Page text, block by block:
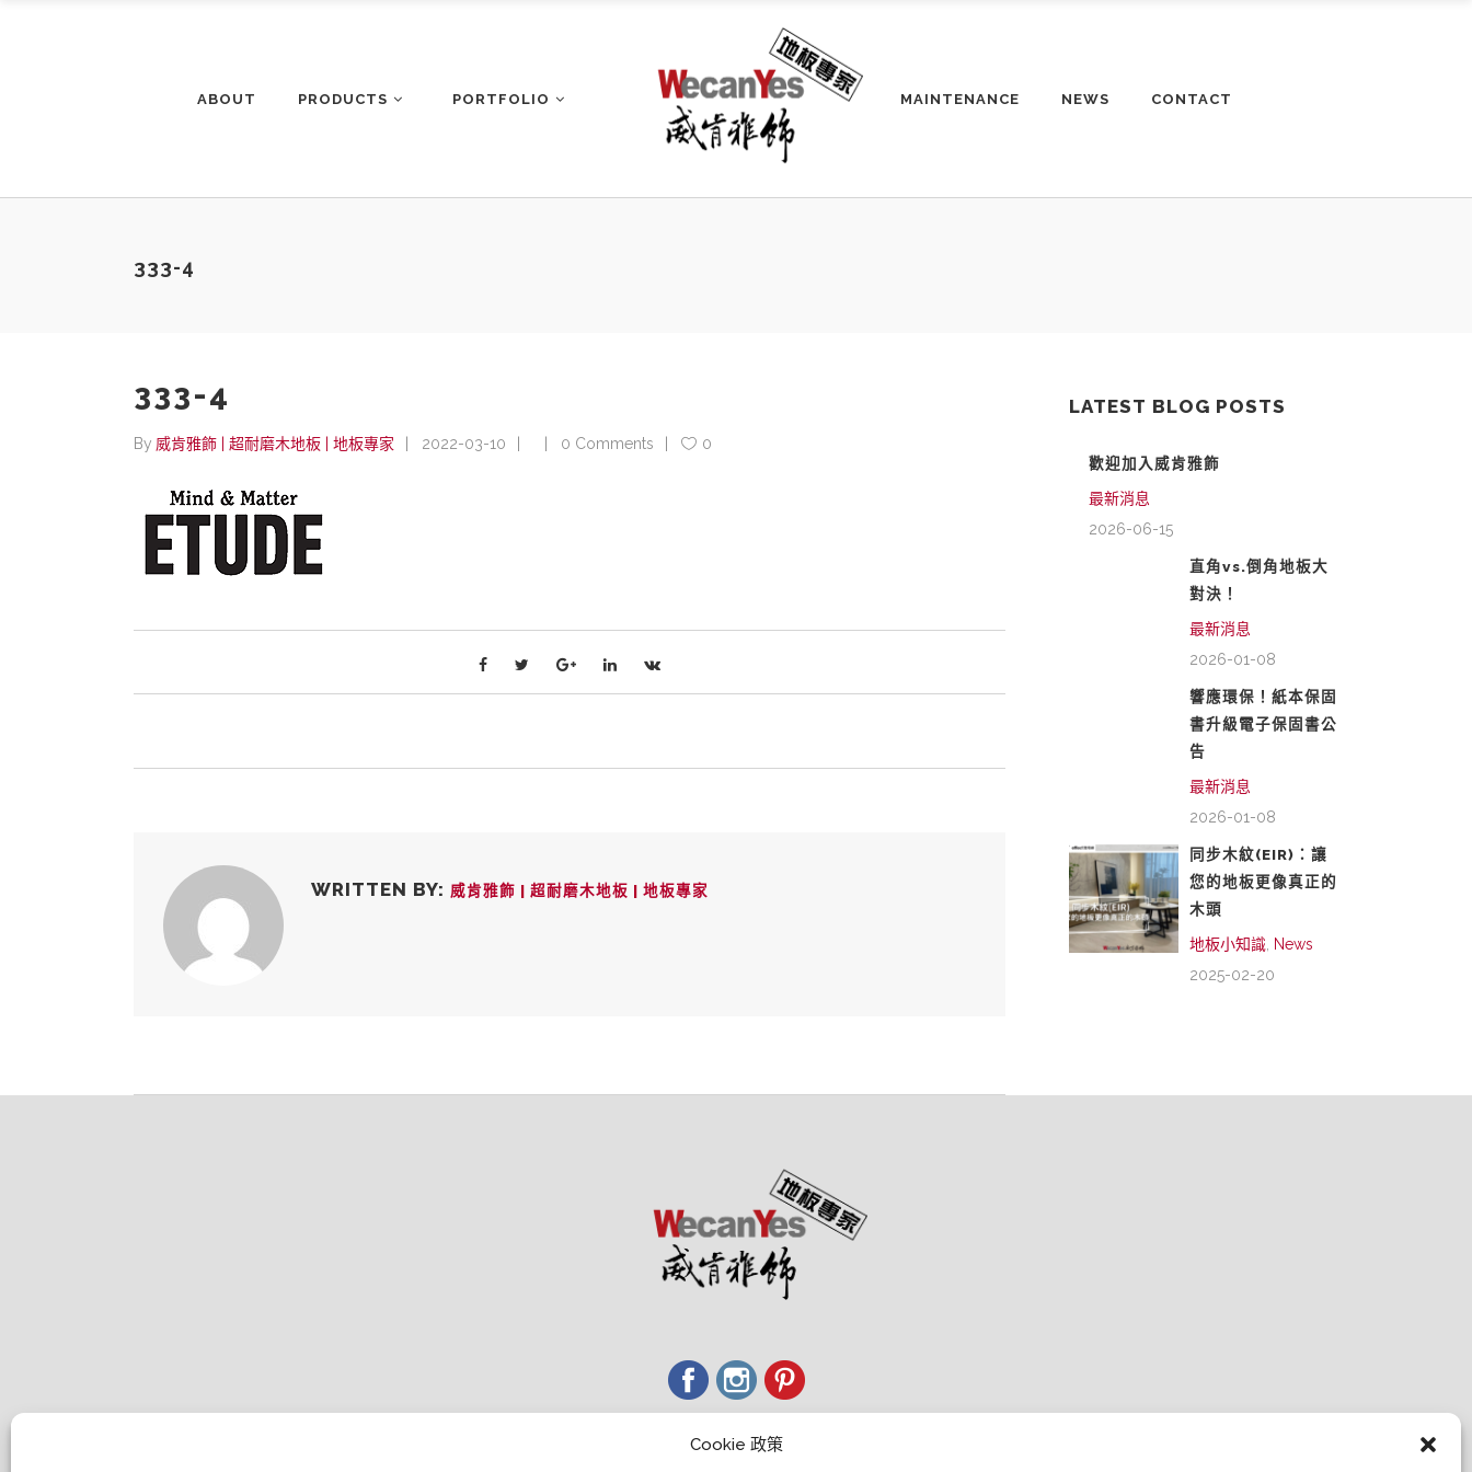
Cookie 政策
ABOUT PRODUCTS PORTFOLIO MAINTENANCE NEWS CONTACT
333-4
333-4
By 威肯雅飾 | 超耐磨木地板 | 地板專家 2022-03-10 0 Comments 0
WRITTEN BY: 威肯雅飾 | 超耐磨木地板 | 地板專家
LATEST BLOG POSTS
歡迎加入威肯雅飾
最新消息
2026-06-15
直角vs.倒角地板大
對決！
最新消息
2026-01-08
響應環保！紙本保固
書升級電子保固書公
告
最新消息
2026-01-08
同步木紋(EIR)：讓
您的地板更像真正的
木頭
地板小知識
News
2025-02-20
經銷商會員中心